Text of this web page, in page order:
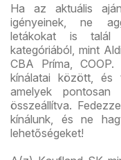
Ha az aktuális
igényeinek, ne
letákokat is talál
kategóriából, mint
CBA Príma,
kínálatai között, és
amelyek
összeállítva.
kínálunk, és ne
lehetőségeket!